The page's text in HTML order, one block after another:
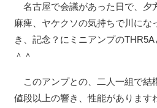
名古屋で会議があった日で、夕
麻痺、ヤケクソの気持ちで川にな
き、記念？にミニアンプの
＾＾
このアンプとの、二人一組で結
値段以上の響き、性能があります